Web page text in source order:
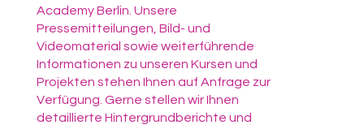
Academy Berlin. Unsere
Pressemitteilungen, Bild- und
Videomaterial sowie weiterführende
Informationen zu unseren Kursen und
Projekten stehen Ihnen auf Anfrage zur
Verfügung. Gerne stellen wir Ihnen
detaillierte Hintergrundberichte und